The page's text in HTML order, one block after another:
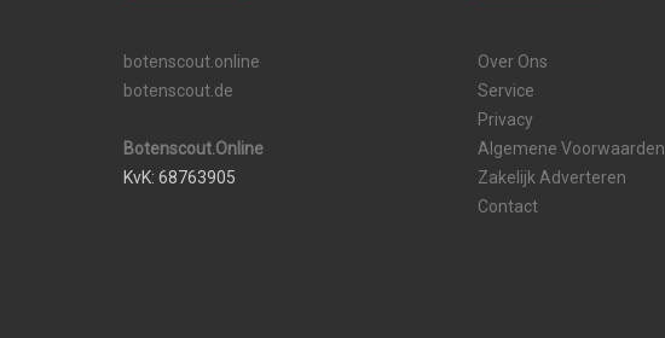
botenscout.online
botenscout.de
Botenscout.Online
KvK: 68763905
Over Ons
Service
Privacy
Algemene Voorwaarden
Zakelijk Adverteren
Contact